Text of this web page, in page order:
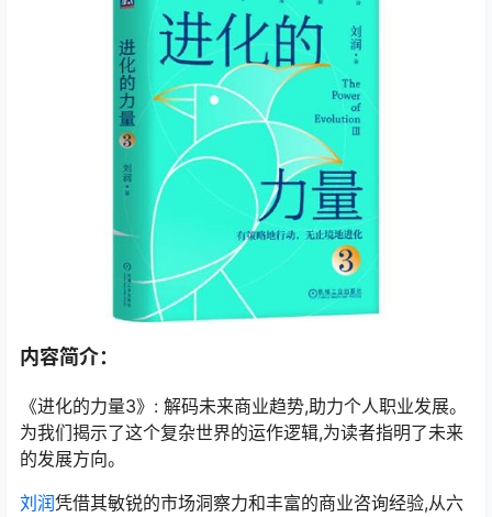
内容简介：
《进化的力量3》: 解码未来商业趋势,助力个人职业发展。
为我们揭示了这个复杂世界的运作逻辑,为读者指明了未来
的发展方向。
刘润凭借其敏锐的市场洞察力和丰富的商业咨询经验,从六